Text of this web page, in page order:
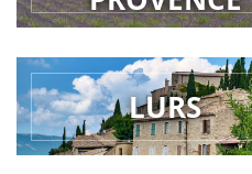
LURS